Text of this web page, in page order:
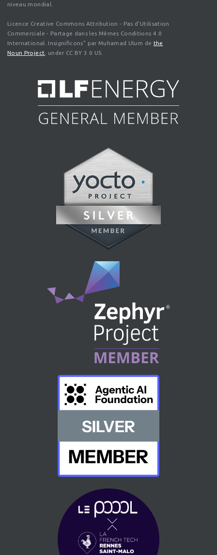
niveau mondial.
Licence Creative Commons Attribution - Pas d'Utilisation
Commerciale - Partage dans les Mêmes Conditions 4.0
International. Insignificons" par Muhamad Ulum de the
Noun Project , under CC BY 3.0 US.